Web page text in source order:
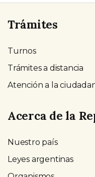
Trámites
Turnos
Trámites a distancia
Atención a la
Acerca de la
Nuestro país
Leyes argentinas